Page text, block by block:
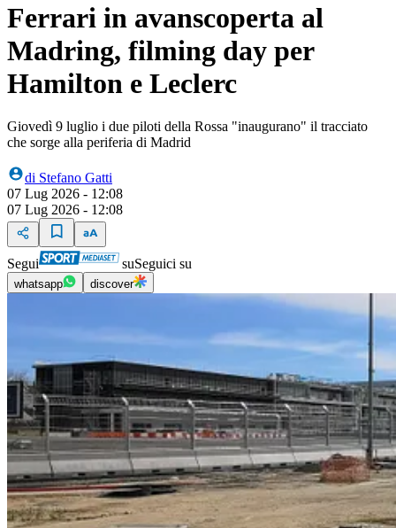
Ferrari in avanscoperta al
Madring, filming day per
Hamilton e Leclerc
Giovedì 9 luglio i due piloti della Rossa "inaugurano" il tracciato
che sorge alla periferia di Madrid
di Stefano Gatti
07 Lug 2026 - 12:08
07 Lug 2026 - 12:08
Segui suSeguici su
whatsapp discover